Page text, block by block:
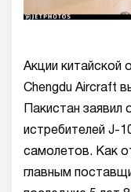
Акции китайской
Chengdu Aircraft
Пакистан заявил
истребителей J-
самолетов. Как
главным